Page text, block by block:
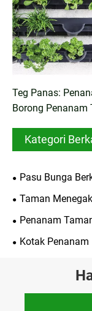
Teg Panas:
Borong Penanam
Kategori
Pasu Bunga
Taman
Penanam
Kotak Penanam